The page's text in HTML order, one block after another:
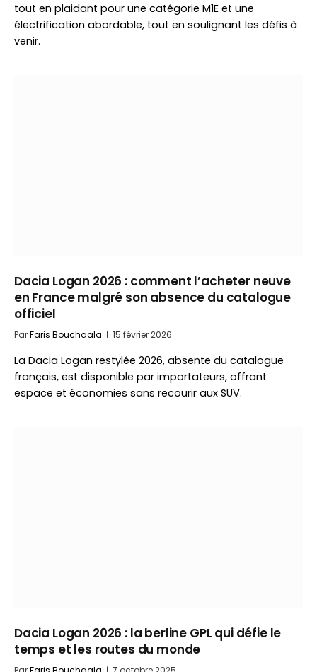
tout en plaidant pour une catégorie M1E et une
électrification abordable, tout en soulignant les défis à
venir.
Dacia Logan 2026 : comment l’acheter neuve
en France malgré son absence du catalogue
officiel
ParFaris Bouchaala 15 février 2026
La Dacia Logan restylée 2026, absente du catalogue
français, est disponible par importateurs, offrant
espace et économies sans recourir aux SUV.
Dacia Logan 2026 : la berline GPL qui défie le
temps et les routes du monde